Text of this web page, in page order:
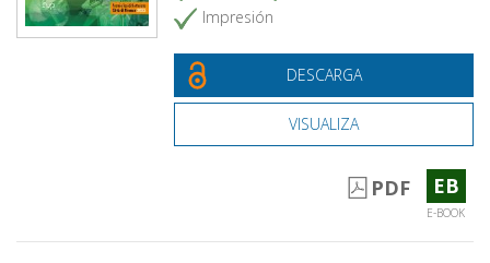
Impresión
DESCARGA
VISUALIZA
PDF EB
E-BOOK